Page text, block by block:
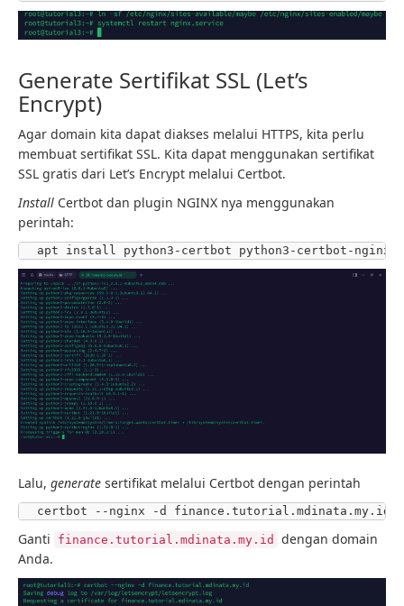
Generate Sertifikat SSL (Let’s
Encrypt)
Agar domain kita dapat diakses melalui HTTPS, kita perlu
membuat sertifikat SSL. Kita dapat menggunakan sertifikat
SSL gratis dari Let’s Encrypt melalui Certbot.
Install Certbot dan plugin NGINX nya menggunakan
perintah:
apt install python3-certbot python3-certbot-nginx
Lalu, generate sertifikat melalui Certbot dengan perintah
certbot --nginx -d finance.tutorial.mdinata.my.id
Ganti finance.tutorial.mdinata.my.id
dengan domain
Anda.